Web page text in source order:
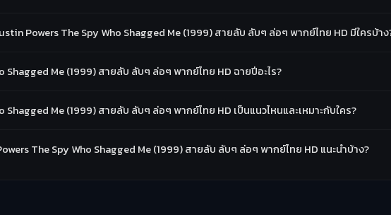
Powers The Spy Who Shagged Me (1999) สายลับ ลับๆ ล่อๆ พากย์ไทย HD มีใครบ้าง
Shagged Me (1999) สายลับ ลับๆ ล่อๆ พากย์ไทย HD ฉายปีอะไร?
Shagged Me (1999) สายลับ ลับๆ ล่อๆ พากย์ไทย HD เป็นแนวไหนและเหมาะกับใคร?
The Spy Who Shagged Me (1999) สายลับ ลับๆ ล่อๆ พากย์ไทย HD แนะนำบ้าง?